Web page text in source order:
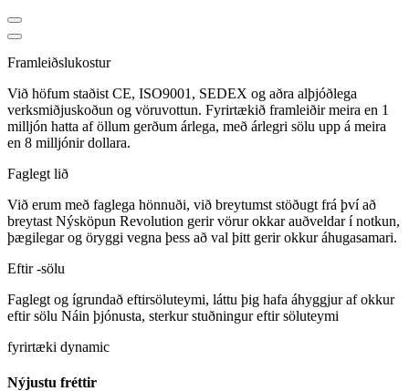
Framleiðslukostur
Við höfum staðist CE, ISO9001, SEDEX og aðra alþjóðlega
verksmiðjuskoðun og vöruvottun. Fyrirtækið framleiðir meira en 1
milljón hatta af öllum gerðum árlega, með árlegri sölu upp á meira
en 8 milljónir dollara.
Faglegt lið
Við erum með faglega hönnuði, við breytumst stöðugt frá því að
breytast Nýsköpun Revolution gerir vörur okkar auðveldar í notkun,
þægilegar og öryggi vegna þess að val þitt gerir okkur áhugasamari.
Eftir -sölu
Faglegt og ígrundað eftirsöluteymi, láttu þig hafa áhyggjur af okkur
eftir sölu Náin þjónusta, sterkur stuðningur eftir söluteymi
fyrirtæki dynamic
Nýjustu fréttir